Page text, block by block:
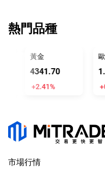
熱門品種
黃金
4341.70
+2.41%
市場行情